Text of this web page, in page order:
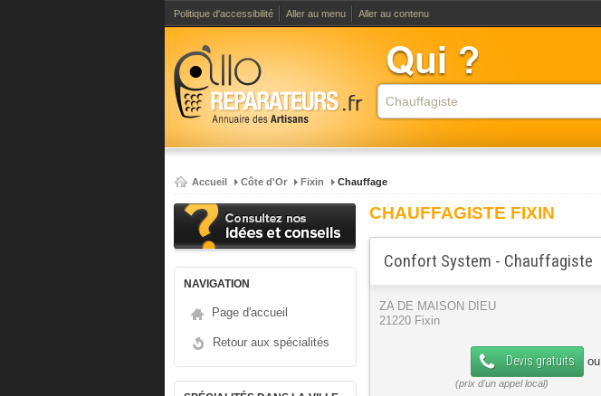
Politique d'accessibilité Aller au menu Aller au contenu
Accueil Côte d'Or Fixin Chauffage
NAVIGATION
Page d'accueil
Retour aux spécialités
CHAUFFAGISTE FIXIN
Confort System - Chauffagiste
ZA DE MAISON DIEU
21220 Fixin
Devis gratuits ou